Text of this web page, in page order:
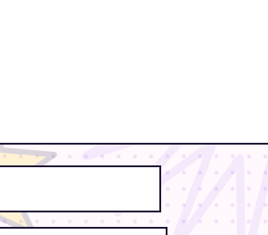
adgang i følge med en betalende voksen
at ledsages af en voksen. Hvis